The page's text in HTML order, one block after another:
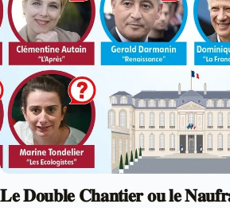
𝐋𝐞 𝐃𝐨𝐮𝐛𝐥𝐞 𝐂𝐡𝐚𝐧𝐭𝐢𝐞𝐫 𝐨𝐮 𝐥𝐞